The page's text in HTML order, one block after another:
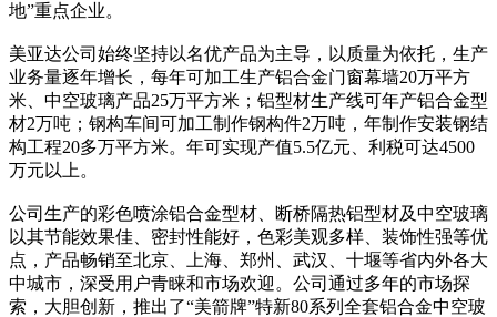
地”重点企业。
美亚达公司始终坚持以名优产品为主导，以质量为依托，生产
业务量逐年增长，每年可加工生产铝合金门窗幕墙20万平方
米、中空玻璃产品25万平方米；铝型材生产线可年产铝合金型
材2万吨；钢构车间可加工制作钢构件2万吨，年制作安装钢结
构工程20多万平方米。年可实现产值5.5亿元、利税可达4500
万元以上。
公司生产的彩色喷涂铝合金型材、断桥隔热铝型材及中空玻璃
以其节能效果佳、密封性能好，色彩美观多样、装饰性强等优
点，产品畅销至北京、上海、郑州、武汉、十堰等省内外各大
中城市，深受用户青睐和市场欢迎。公司通过多年的市场探
索，大胆创新，推出了“美箭牌”特新80系列全套铝合金中空玻